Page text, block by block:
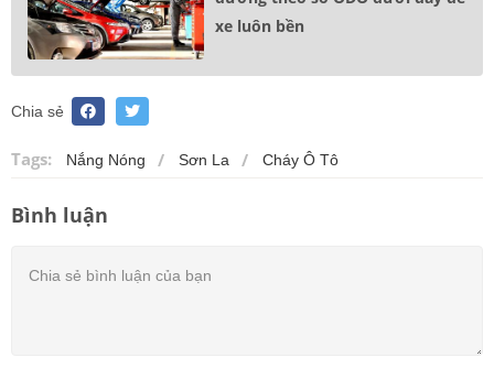
xe luôn bền
Chia sẻ
Tags: Nắng Nóng Sơn La Cháy Ô Tô
Bình luận